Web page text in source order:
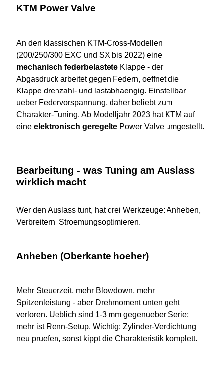
KTM Power Valve
An den klassischen KTM-Cross-Modellen
(200/250/300 EXC und SX bis 2022) eine
mechanisch federbelastete Klappe - der
Abgasdruck arbeitet gegen Federn, oeffnet die
Klappe drehzahl- und lastabhaengig. Einstellbar
ueber Federvorspannung, daher beliebt zum
Charakter-Tuning. Ab Modelljahr 2023 hat KTM auf
eine elektronisch geregelte Power Valve umgestellt.
Bearbeitung - was Tuning am Auslass
wirklich macht
Wer den Auslass tunt, hat drei Werkzeuge: Anheben,
Verbreitern, Stroemungsoptimieren.
Anheben (Oberkante hoeher)
Mehr Steuerzeit, mehr Blowdown, mehr
Spitzenleistung - aber Drehmoment unten geht
verloren. Ueblich sind 1-3 mm gegenueber Serie;
mehr ist Renn-Setup. Wichtig: Zylinder-Verdichtung
neu pruefen, sonst kippt die Charakteristik komplett.